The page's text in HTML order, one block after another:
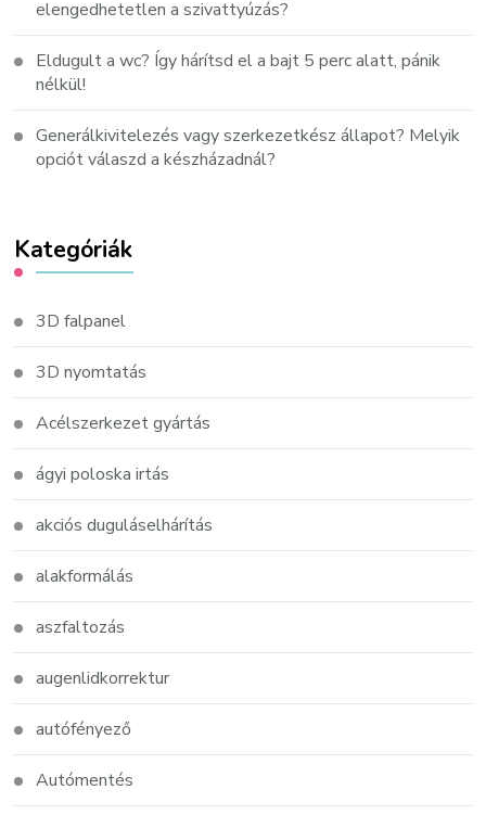
elengedhetetlen a szivattyúzás?
Eldugult a wc? Így hárítsd el a bajt 5 perc alatt, pánik
nélkül!
Generálkivitelezés vagy szerkezetkész állapot? Melyik
opciót válaszd a készházadnál?
Kategóriák
3D falpanel
3D nyomtatás
Acélszerkezet gyártás
ágyi poloska irtás
akciós duguláselhárítás
alakformálás
aszfaltozás
augenlidkorrektur
autófényező
Autómentés